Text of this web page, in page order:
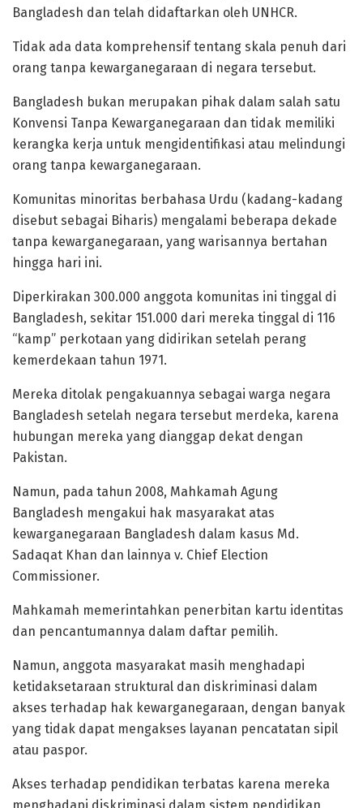
Bangladesh dan telah didaftarkan oleh UNHCR.
‎Tidak ada data komprehensif tentang skala penuh dari
orang tanpa kewarganegaraan di negara tersebut.
Bangladesh bukan merupakan pihak dalam salah satu
Konvensi Tanpa Kewarganegaraan dan tidak memiliki
kerangka kerja untuk mengidentifikasi atau melindungi
orang tanpa kewarganegaraan.
‎Komunitas minoritas berbahasa Urdu (kadang-kadang
disebut sebagai Biharis) mengalami beberapa dekade
tanpa kewarganegaraan, yang warisannya bertahan
hingga hari ini.
Diperkirakan 300.000 anggota komunitas ini tinggal di
Bangladesh, sekitar 151.000 dari mereka tinggal di 116
“kamp” perkotaan yang didirikan setelah perang
kemerdekaan tahun 1971.
‎Mereka ditolak pengakuannya sebagai warga negara
Bangladesh setelah negara tersebut merdeka, karena
hubungan mereka yang dianggap dekat dengan
Pakistan.
Namun, pada tahun 2008, Mahkamah Agung
Bangladesh mengakui hak masyarakat atas
kewarganegaraan Bangladesh dalam kasus Md.
Sadaqat Khan dan lainnya v. Chief Election
Commissioner.
Mahkamah memerintahkan penerbitan kartu identitas
dan pencantumannya dalam daftar pemilih.
‎Namun, anggota masyarakat masih menghadapi
ketidaksetaraan struktural dan diskriminasi dalam
akses terhadap hak kewarganegaraan, dengan banyak
yang tidak dapat mengakses layanan pencatatan sipil
atau paspor.
Akses terhadap pendidikan terbatas karena mereka